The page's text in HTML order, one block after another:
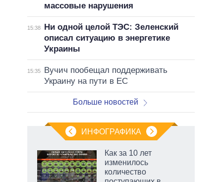
массовые нарушения
15:38
Ни одной целой ТЭС: Зеленский
описал ситуацию в энергетике
Украины
15:35
Вучич пообещал поддерживать
Украину на пути в ЕС
Больше новостей
ИНФОГРАФИКА
Как за 10 лет
изменилось
количество